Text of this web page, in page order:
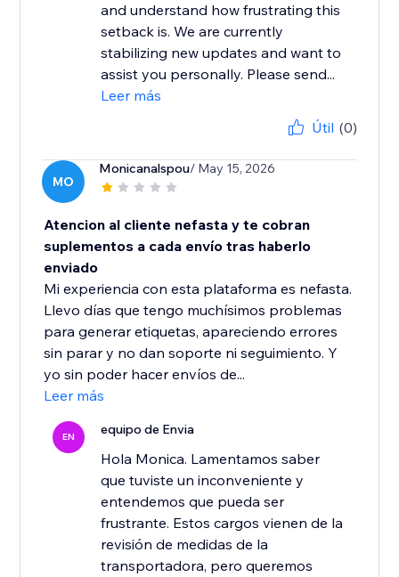
and understand how frustrating this
setback is. We are currently
stabilizing new updates and want to
assist you personally. Please send...
Leer más
Útil (0)
MO
Monicanalspou/ May 15, 2026
Atencion al cliente nefasta y te cobran
suplementos a cada envío tras haberlo
enviado
Mi experiencia con esta plataforma es nefasta.
Llevo días que tengo muchísimos problemas
para generar etiquetas, apareciendo errores
sin parar y no dan soporte ni seguimiento. Y
yo sin poder hacer envíos de...
Leer más
EN equipo de Envia
Hola Monica. Lamentamos saber
que tuviste un inconveniente y
entendemos que pueda ser
frustrante. Estos cargos vienen de la
revisión de medidas de la
transportadora, pero queremos